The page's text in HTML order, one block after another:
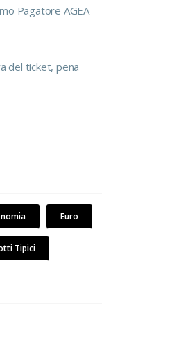
Pagatore AGEA
del ticket, pena
Euro
Tipici